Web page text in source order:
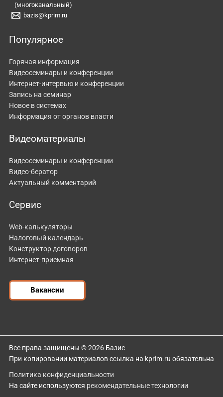
(многоканальный)
bazis@kprim.ru
Популярное
Горячая информация
Видеосеминары и конференции
Интернет-интервью и конференции
Запись на семинар
Новое в системах
Информация от органов власти
Видеоматериалы
Видеосеминары и конференции
Видео-бератор
Актуальный комментарий
Сервис
Web-калькуляторы
Налоговый календарь
Конструктор договоров
Интернет-приемная
Вакансии
Все права защищены © 2026 Базис
При копировании материалов ссылка на kprim.ru обязательна
Политика конфиденциальности
На сайте используются рекомендательные технологии